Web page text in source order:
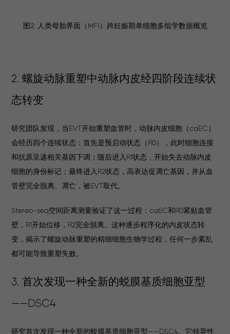
图2. 人类母胎界面（MFI）跨妊娠期单细胞多组学数据概览
2. 螺旋动脉重塑中动脉内皮经四阶段连续状
态转变
研究团队发现，当EVT开始重塑血管时，动脉内皮细胞（caEC）
会经历四个连续状态：首先是预启动状态（R0），此时细胞连接
和抗原呈递相关基因下调；随后进入R1状态，开始失去动脉内皮
细胞的身份标记；最终进入R2状态，高表达促凋亡基因，并从血
管壁完全脱离、凋亡，被EVT取代。
Stereo-seq空间距离测量验证了这一过程：caEC和R0紧贴血管
壁，R1开始位移，R2完全脱离。这种逐步程序化的内皮状态转
变，揭示了螺旋动脉重塑的精细细胞生物学过程，任何一步紊乱
都可能导致重塑失败。
3. 首次发现一种全新的蜕膜基质细胞亚型
——DSC4
研究首次发现一种全新的蜕膜基质细胞亚型——DSC4。它特异性